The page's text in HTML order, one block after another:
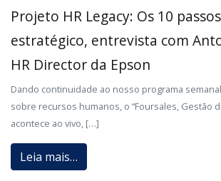
Projeto HR Legacy: Os 10
estratégico, entrevista com
HR Director da Epson
Dando continuidade ao nosso programa
sobre recursos humanos, o “Foursales, Gestão
acontece ao vivo, […]
Leia mais…